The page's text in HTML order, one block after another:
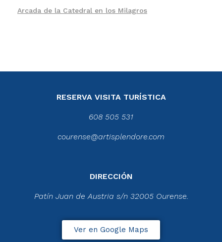
Arcada de la Catedral en los Milagros
RESERVA VISITA TURÍSTICA
608 505 531
courense@artisplendore.com
DIRECCIÓN
Patín Juan de Austria s/n 32005 Ourense.
Ver en Google Maps